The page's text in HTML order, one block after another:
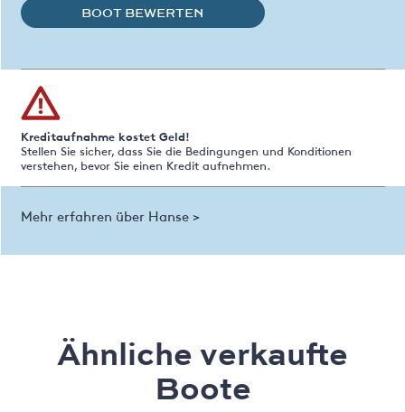
BOOT BEWERTEN
Kreditaufnahme kostet Geld!
Stellen Sie sicher, dass Sie die Bedingungen und Konditionen
verstehen, bevor Sie einen Kredit aufnehmen.
Mehr erfahren über Hanse >
Ähnliche verkaufte
Boote